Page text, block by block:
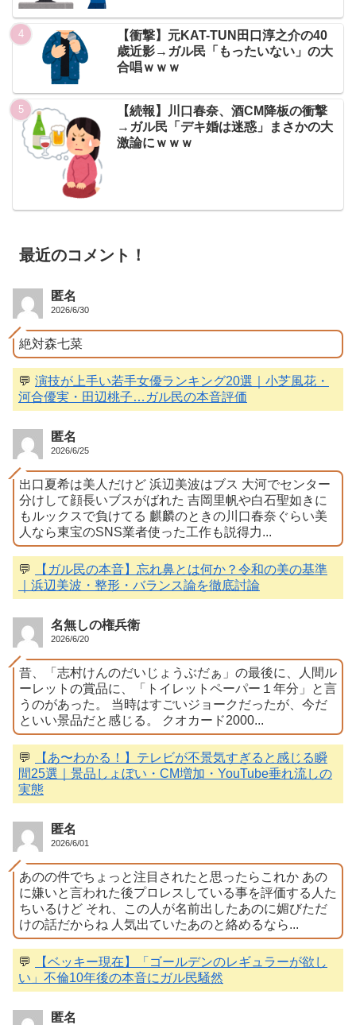
【衝撃】元KAT-TUN田口淳之介の40
歳近影→ガル民「もったいない」の大
合唱ｗｗｗ
【続報】川口春奈、酒CM降板の衝撃
→ガル民「デキ婚は迷惑」まさかの大
激論にｗｗｗ
最近のコメント！
匿名
2026/6/30
絶対森七菜
💬 演技が上手い若手女優ランキング20選｜小芝風花・
河合優実・田辺桃子…ガル民の本音評価
匿名
2026/6/25
出口夏希は美人だけど 浜辺美波はブス 大河でセンター
分けして顔長いブスがばれた 吉岡里帆や白石聖如きに
もルックスで負けてる 麒麟のときの川口春奈ぐらい美
人なら東宝のSNS業者使った工作も説得力...
💬
【ガル民の本音】忘れ鼻とは何か？令和の美の基準
｜浜辺美波・整形・バランス論を徹底討論
名無しの権兵衛
2026/6/20
昔、「志村けんのだいじょうぶだぁ」の最後に、人間ル
ーレットの賞品に、「トイレットペーパー１年分」と言
うのがあった。 当時はすごいジョークだったが、今だ
といい景品だと感じる。 クオカード2000...
💬
【あ〜わかる！】テレビが不景気すぎると感じる瞬
間25選｜景品しょぼい・CM増加・YouTube垂れ流しの
実態
匿名
2026/6/01
あのの件でちょっと注目されたと思ったらこれか あの
に嫌いと言われた後プロレスしている事を評価する人た
ちいるけど それ、この人が名前出したあのに媚びただ
けの話だからね 人気出ていたあのと絡めるなら...
💬
【ベッキー現在】「ゴールデンのレギュラーが欲し
い」不倫10年後の本音にガル民騒然
匿名